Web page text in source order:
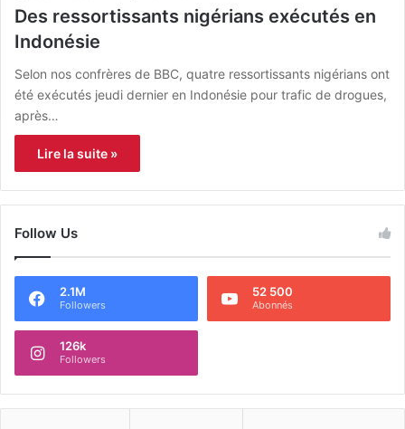
Des ressortissants nigérians exécutés en
Indonésie
Selon nos confrères de BBC, quatre ressortissants nigérians ont
été exécutés jeudi dernier en Indonésie pour trafic de drogues,
après…
Lire la suite »
Follow Us
2.1M
Followers
52 500
Abonnés
126k
Followers